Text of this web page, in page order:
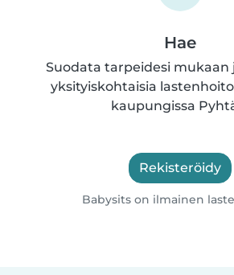
Hae
Suodata tarpeidesi mukaan
yksityiskohtaisia
kaupungissa
Rekisteröidy
Babysits on ilmainen